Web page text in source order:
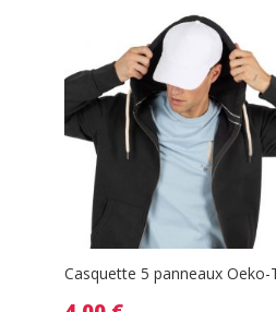
Casquette 5 panneaux Oeko-